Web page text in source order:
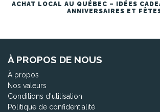
ACHAT LOCAL AU QUÉBEC – IDÉES
ANNIVERSAIRES ET
À PROPOS DE NOUS
À propos
Nos valeurs
Conditions d'utilisation
Politique de confidentialité